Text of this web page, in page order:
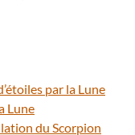
par la Lune
Lune
du Scorpion